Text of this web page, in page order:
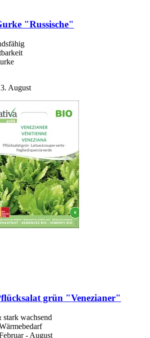
"Russische"
August
grün "Venezianer"
stark wachsend
- August